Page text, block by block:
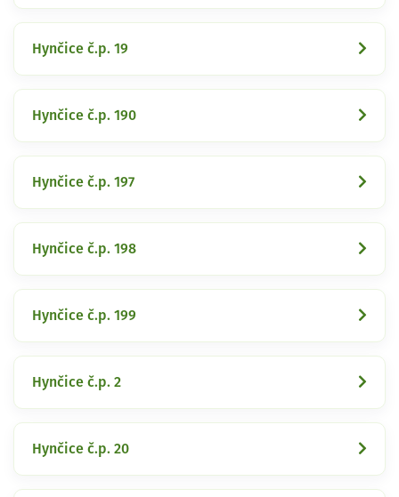
Hynčice č.p. 19
Hynčice č.p. 190
Hynčice č.p. 197
Hynčice č.p. 198
Hynčice č.p. 199
Hynčice č.p. 2
Hynčice č.p. 20